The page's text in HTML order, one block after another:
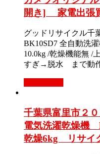
開き] 家電出張
グッドリサイクル
BK10SD7 全自動洗
10.0kg /乾燥機能無
すぎ→脱水 まで動
千葉県富里市２
電気洗濯乾燥
乾燥6kg リサイ